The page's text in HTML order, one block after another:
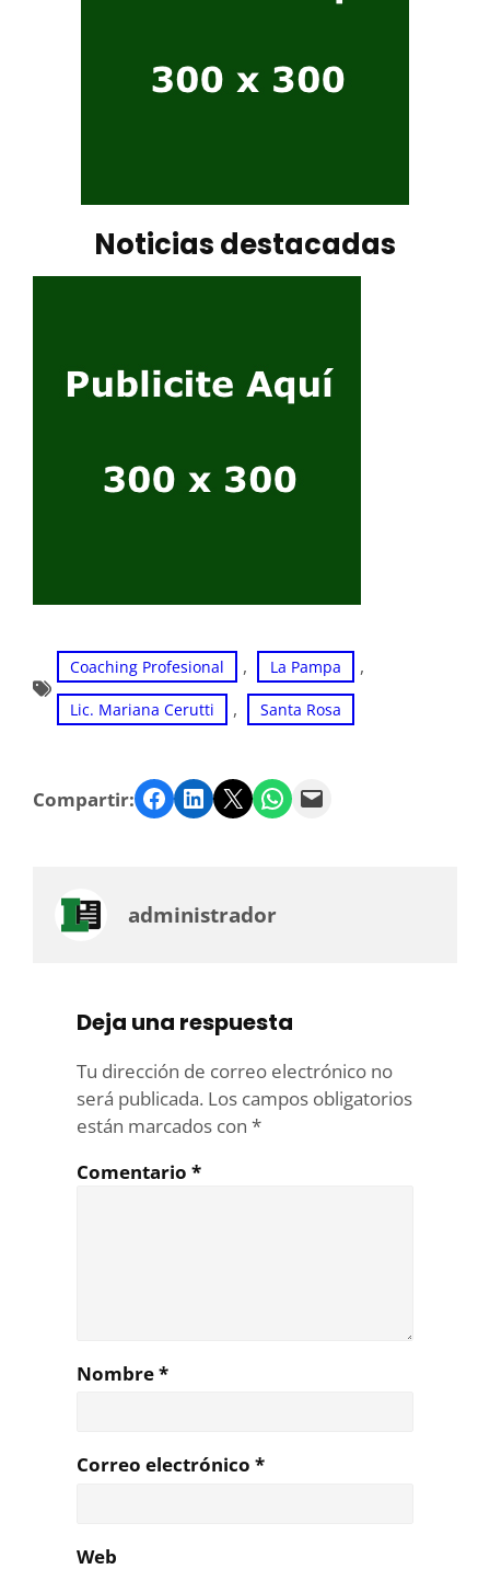
Noticias destacadas
Coaching Profesional , La Pampa ,
Lic. Mariana Cerutti , Santa Rosa
Compartir: Facebook LinkedIn Twitter WhatsApp Email
administrador
Deja una respuesta
Tu dirección de correo electrónico no
será publicada. Los campos obligatorios
están marcados con *
Comentario *
Nombre*
Correo electrónico *
Web